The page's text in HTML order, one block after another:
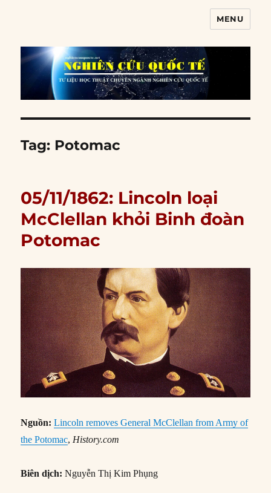
MENU
Tag: Potomac
05/11/1862: Lincoln loại
McClellan khỏi Binh đoàn
Potomac
Nguồn:Lincoln removes General McClellan from Army of
the Potomac,History.com
Biên dịch: Nguyễn Thị Kim Phụng